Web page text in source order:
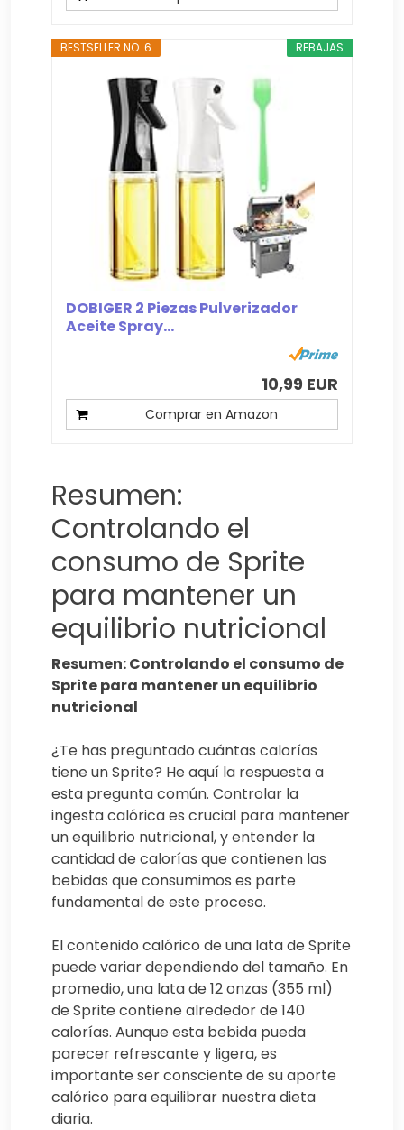
REBAJAS
BESTSELLER NO. 6
DOBIGER 2 Piezas Pulverizador
Aceite Spray...
10,99 EUR
Comprar en Amazon
Resumen:
Controlando el
consumo de Sprite
para mantener un
equilibrio nutricional
Resumen: Controlando el consumo de
Sprite para mantener un equilibrio
nutricional
¿Te has preguntado cuántas calorías
tiene un Sprite? He aquí la respuesta a
esta pregunta común. Controlar la
ingesta calórica es crucial para mantener
un equilibrio nutricional, y entender la
cantidad de calorías que contienen las
bebidas que consumimos es parte
fundamental de este proceso.
El contenido calórico de una lata de Sprite
puede variar dependiendo del tamaño. En
promedio, una lata de 12 onzas (355 ml)
de Sprite contiene alrededor de 140
calorías. Aunque esta bebida pueda
parecer refrescante y ligera, es
importante ser consciente de su aporte
calórico para equilibrar nuestra dieta
diaria.